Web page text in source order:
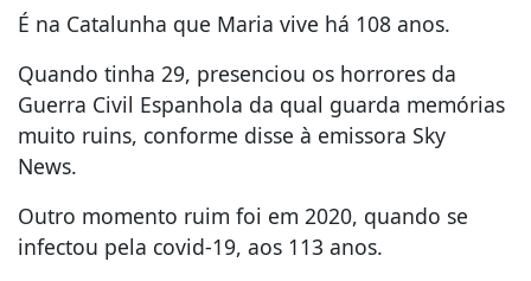
É na Catalunha que Maria vive há 108 anos.
Quando tinha 29, presenciou os horrores da
Guerra Civil Espanhola da qual guarda memórias
muito ruins, conforme disse à emissora Sky
News.
Outro momento ruim foi em 2020, quando se
infectou pela covid-19, aos 113 anos.